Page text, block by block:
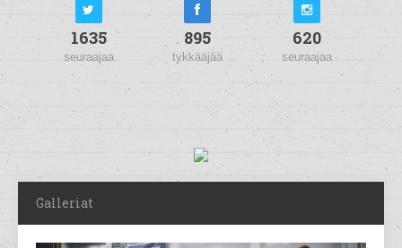
1635
seuraajaa
895
tykkääjää
620
seuraajaa
Galleriat